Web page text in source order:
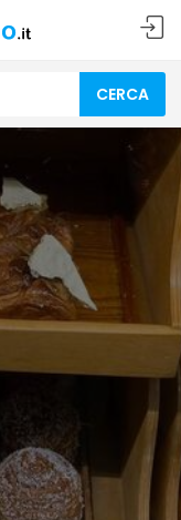
CERCA